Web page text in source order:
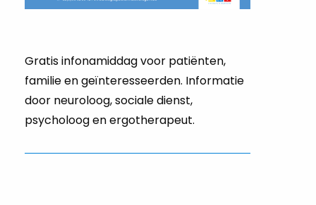
Gratis infonamiddag voor patiënten,
familie en geïnteresseerden. Informatie
door neuroloog, sociale dienst,
psycholoog en ergotherapeut.